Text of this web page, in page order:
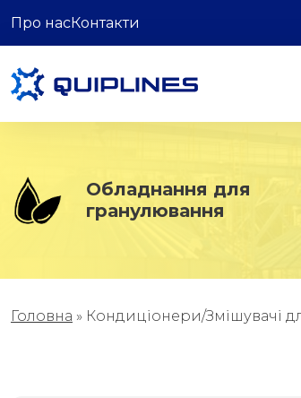
Про насКонтакти
Обладнання для
гранулювання
Головна » Кондиціонери/Змішувачі